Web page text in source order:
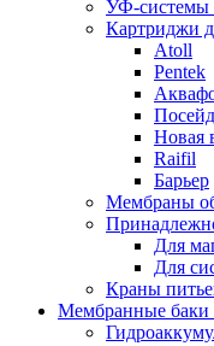
УФ-системы
Картриджи
Atoll
Pentek
Новая
Raifil
Барьер
Мембраны
Для
Для
Краны
Мембранные баки